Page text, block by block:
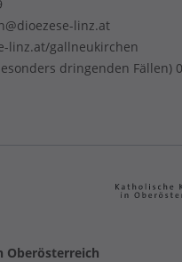
linz.at
linz.at/gallneukirchen
dringenden Fällen)
Oberösterreich